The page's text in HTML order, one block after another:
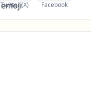
Twitter (X) Facebook